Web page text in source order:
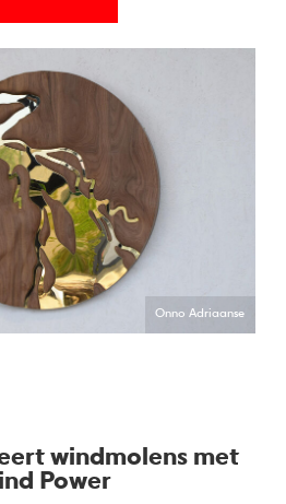
Onno Adriaanse
windmolens met
Power